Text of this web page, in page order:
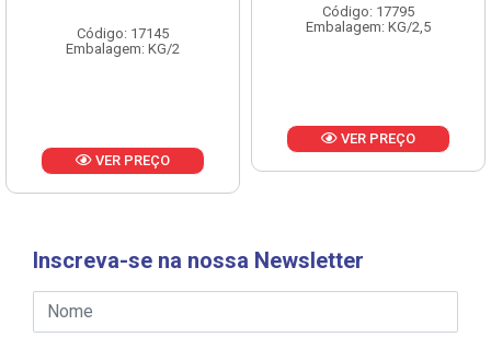
Embalagem: KG/2,5
Código: 18433
Embalagem: KG/2,25
VER PREÇO
Inscreva-se na nossa Newsletter